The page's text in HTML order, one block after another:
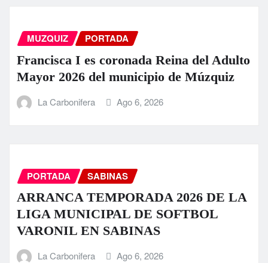
MUZQUIZ PORTADA
Francisca I es coronada Reina del Adulto
Mayor 2026 del municipio de Múzquiz
La Carbonifera Ago 6, 2026
PORTADA SABINAS
ARRANCA TEMPORADA 2026 DE LA
LIGA MUNICIPAL DE SOFTBOL
VARONIL EN SABINAS
La Carbonifera Ago 6, 2026